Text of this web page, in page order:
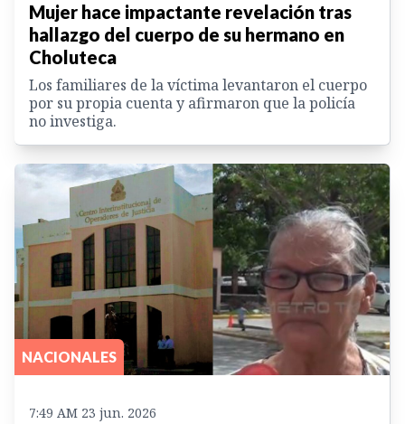
Mujer hace impactante revelación tras
hallazgo del cuerpo de su hermano en
Choluteca
Los familiares de la víctima levantaron el cuerpo
por su propia cuenta y afirmaron que la policía
no investiga.
NACIONALES
7:49 AM 23 jun. 2026